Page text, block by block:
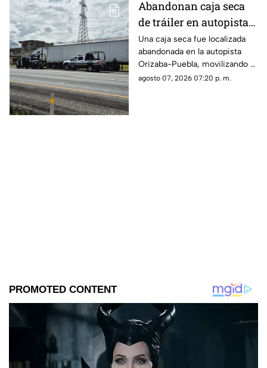
Abandonan caja seca
de tráiler en autopista
de Veracruz; esto
sabemos
Una caja seca fue localizada
abandonada en la autopista
Orizaba-Puebla, movilizando a
corporaciones de seguridad
agosto 07, 2026 07:20 p. m.